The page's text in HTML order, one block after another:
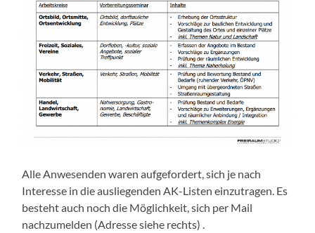
Alle Anwesenden waren aufgefordert, sich je nach
Interesse in die ausliegenden AK-Listen einzutragen. Es
besteht auch noch die Möglichkeit, sich per Mail
nachzumelden (Adresse siehe rechts) .